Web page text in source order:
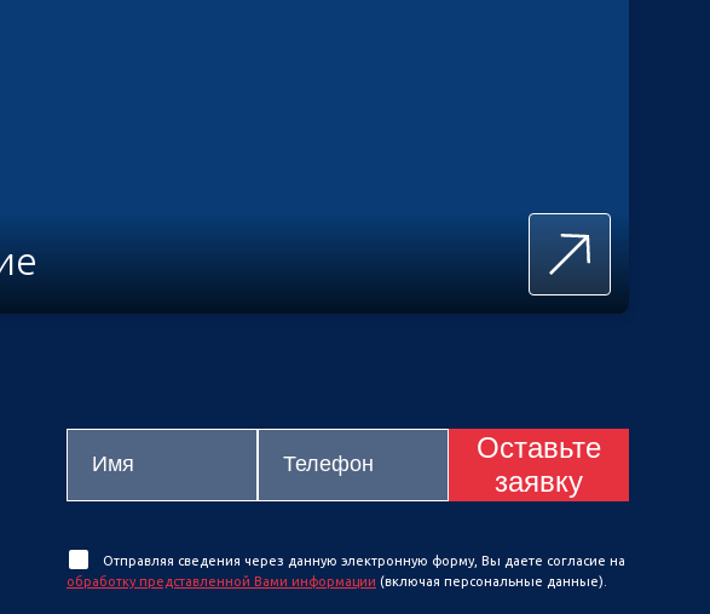
Оставьте
заявку
Отправляя сведения через данную электронную форму, Вы даете согласие на
обработку представленной Вами информации (включая персональные данные).